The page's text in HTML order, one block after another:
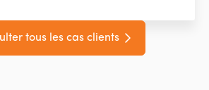
tous les cas clients